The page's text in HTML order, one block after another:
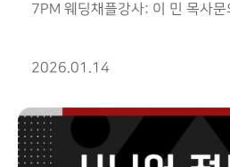
7PM 웨딩채플강사: 이 민 목사
2026.01.14